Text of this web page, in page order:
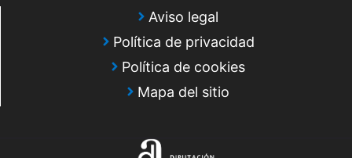
Aviso legal
Política de privacidad
Política de cookies
Mapa del sitio